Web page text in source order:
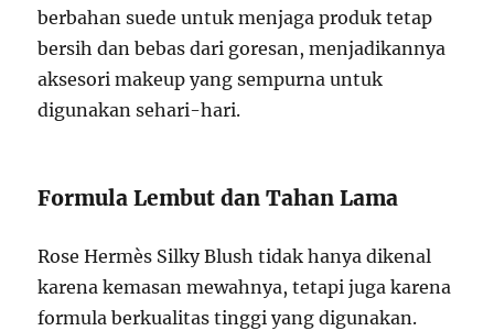
berbahan suede untuk menjaga produk tetap
bersih dan bebas dari goresan, menjadikannya
aksesori makeup yang sempurna untuk
digunakan sehari-hari.
Formula Lembut dan Tahan Lama
Rose Hermès Silky Blush tidak hanya dikenal
karena kemasan mewahnya, tetapi juga karena
formula berkualitas tinggi yang digunakan.